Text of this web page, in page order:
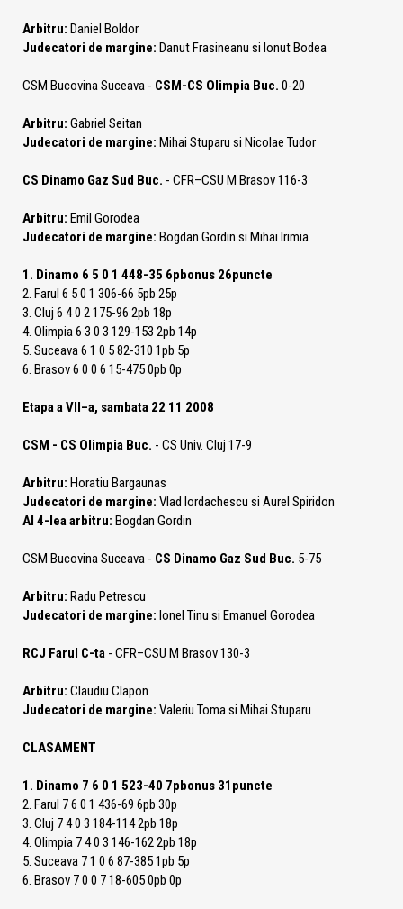
Arbitru: Daniel Boldor
Judecatori de margine: Danut Frasineanu si Ionut Bodea
CSM Bucovina Suceava - CSM-CS Olimpia Buc. 0-20
Arbitru: Gabriel Seitan
Judecatori de margine: Mihai Stuparu si Nicolae Tudor
CS Dinamo Gaz Sud Buc. - CFR–CSU M Brasov 116-3
Arbitru: Emil Gorodea
Judecatori de margine: Bogdan Gordin si Mihai Irimia
1. Dinamo 6 5 0 1 448-35 6pbonus 26puncte
2. Farul 6 5 0 1 306-66 5pb 25p
3. Cluj 6 4 0 2 175-96 2pb 18p
4. Olimpia 6 3 0 3 129-153 2pb 14p
5. Suceava 6 1 0 5 82-310 1pb 5p
6. Brasov 6 0 0 6 15-475 0pb 0p
Etapa a VII–a, sambata 22 11 2008
CSM - CS Olimpia Buc. - CS Univ. Cluj 17-9
Arbitru: Horatiu Bargaunas
Judecatori de margine: Vlad Iordachescu si Aurel Spiridon
Al 4-lea arbitru: Bogdan Gordin
CSM Bucovina Suceava - CS Dinamo Gaz Sud Buc. 5-75
Arbitru: Radu Petrescu
Judecatori de margine: Ionel Tinu si Emanuel Gorodea
RCJ Farul C-ta - CFR–CSU M Brasov 130-3
Arbitru: Claudiu Clapon
Judecatori de margine: Valeriu Toma si Mihai Stuparu
CLASAMENT
1. Dinamo 7 6 0 1 523-40 7pbonus 31puncte
2. Farul 7 6 0 1 436-69 6pb 30p
3. Cluj 7 4 0 3 184-114 2pb 18p
4. Olimpia 7 4 0 3 146-162 2pb 18p
5. Suceava 7 1 0 6 87-385 1pb 5p
6. Brasov 7 0 0 7 18-605 0pb 0p